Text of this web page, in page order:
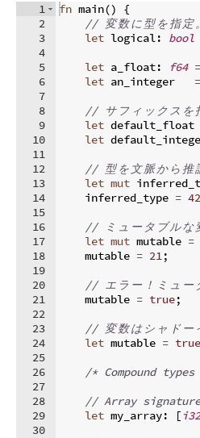
1
2
3
4
5
6
7
8
9
10
11
12
13
14
15
16
17
18
19
20
21
22
23
24
25
26
27
28
29
30
fn main()
{
// 変数に型 を指定。
let logical: bool
let a_float: f64 =
let an_integer =
// サ フ ィ ッ クス を
let
let
// 型 を 文脈か ら 推
let mut
    inferred_type
=
//
ミ ュ ー タ ブルな
let mut mutable =
    mutable
= 21;
// エ ラ ー ！ ミ ュ ー
    mutable
= true;
// 変数は シ ャ ド ー
let mutable = true
/* Compound
// Array
let my_array: [i32